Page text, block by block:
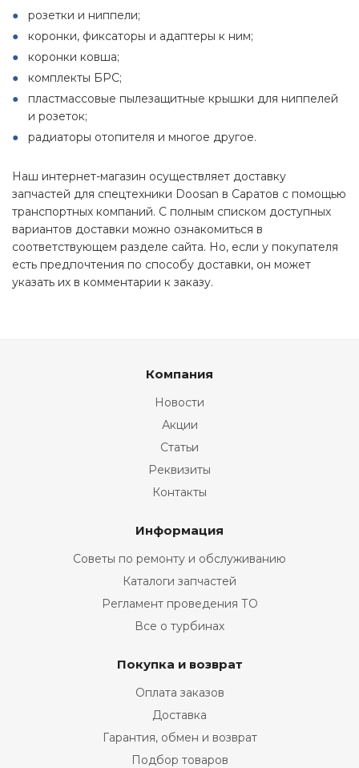
розетки и ниппели;
коронки, фиксаторы и адаптеры к ним;
коронки ковша;
комплекты БРС;
пластмассовые пылезащитные крышки для ниппелей
и розеток;
радиаторы отопителя и многое другое.
Наш интернет-магазин осуществляет доставку
запчастей для спецтехники Doosan в Саратов с помощью
транспортных компаний. С полным списком доступных
вариантов доставки можно ознакомиться в
соответствующем разделе сайта. Но, если у покупателя
есть предпочтения по способу доставки, он может
указать их в комментарии к заказу.
Компания
Новости
Акции
Статьи
Реквизиты
Контакты
Информация
Советы по ремонту и обслуживанию
Каталоги запчастей
Регламент проведения ТО
Все о турбинах
Покупка и возврат
Оплата заказов
Доставка
Гарантия, обмен и возврат
Подбор товаров